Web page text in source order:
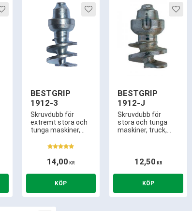
Lägg till i favoriter
BESTGRIP
1912-3
Skruvdubb för
extremt stora och
tunga maskiner,
lastmaskin mm.
istället för
endast ca 15,5mm
mönsterdjup!
hårdmetallspets
14,00 KR
Lägg till i favoriter
BESTGRIP
1912-J
Skruvdubb för
stora och tunga
maskiner, truck,
snökedjor. 4,5mm
12,50 KR